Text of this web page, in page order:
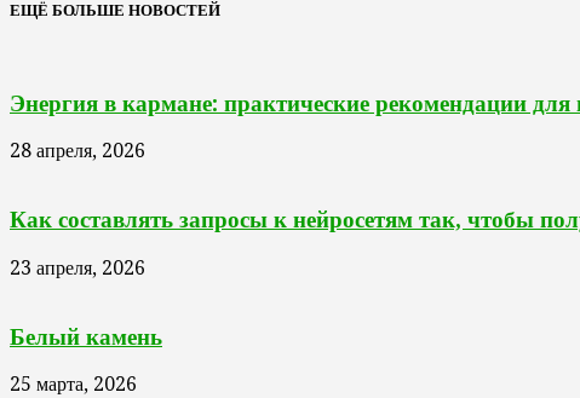
ЕЩЁ БОЛЬШЕ НОВОСТЕЙ
Энергия в кармане: практические рекомендации для
28 апреля, 2026
Как составлять запросы к нейросетям так, чтобы
23 апреля, 2026
Белый камень
25 марта, 2026